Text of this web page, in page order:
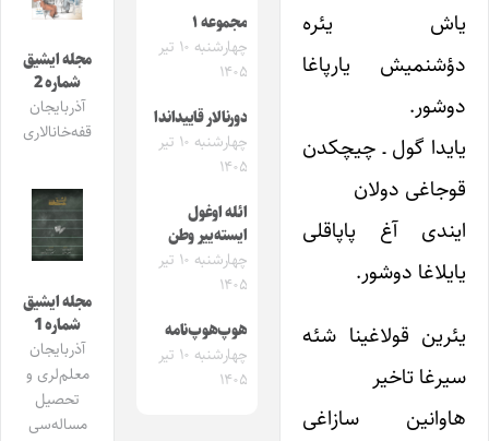
یاش یئره
دؤشنمیش یارپاغا
دوشور.
یایدا گول ـ چیچکدن
قوجاغی دولان
ایندی آغ پاپاقلی
یایلاغا دوشور.
یئرین قولاغینا شئه
سیرغا تاخیر
هاوانین سازاغی
مجموعه ۱
چهارشنبه ۱۰ تیر
۱۴۰۵
دورنالار قاییداندا
چهارشنبه ۱۰ تیر
۱۴۰۵
ائله اوغول
ایسته‌ییر وطن
چهارشنبه ۱۰ تیر
۱۴۰۵
هوپ‌هوپ‌نامه
چهارشنبه ۱۰ تیر
۱۴۰۵
مجله ایشیق
شماره 2
آذربایجان
قفه‌خانالاری
مجله ایشیق
شماره 1
آذربایجان
معلم‌لری و
تحصیل
مساله‌سی